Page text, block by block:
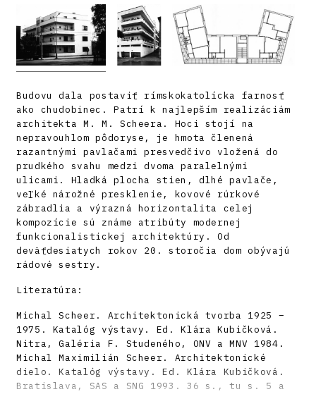
Budovu dala postaviť rímskokatolícka farnosť
ako chudobinec. Patrí k najlepším realizáciám
architekta M. M. Scheera. Hoci stojí na
nepravouhlom pôdoryse, je hmota členená
razantnými pavlačami presvedčivo vložená do
prudkého svahu medzi dvoma paralelnými
ulicami. Hladká plocha stien, dlhé pavlače,
veľké nárožné presklenie, kovové rúrkové
zábradlia a výrazná horizontalita celej
kompozície sú známe atribúty modernej
funkcionalistickej architektúry. Od
deväťdesiatych rokov 20. storočia dom obývajú
rádové sestry.
Literatúra:
Michal Scheer. Architektonická tvorba 1925 –
1975. Katalóg výstavy. Ed. Klára Kubičková.
Nitra, Galéria F. Studeného, ONV a MNV 1984.
Michal Maximilián Scheer. Architektonické
dielo. Katalóg výstavy. Ed. Klára Kubičková.
Bratislava, SAS a SNG 1993. 36 s., tu s. 5 a